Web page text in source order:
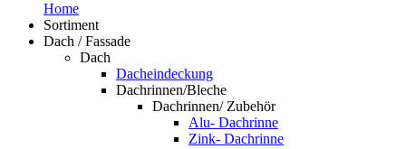
Home
Sortiment
Dach / Fassade
Dach
Dacheindeckung
Dachrinnen/Bleche
Dachrinnen/ Zubehör
Alu- Dachrinne
Zink- Dachrinne